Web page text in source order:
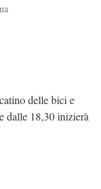
delle bici e
dalle 18,30 inizierà